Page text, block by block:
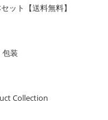
ット【送料無料】
装
Collection